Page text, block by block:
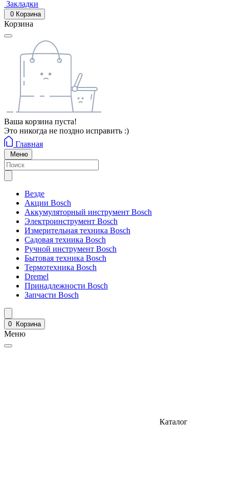
Закладки
0 Корзина
Корзина
Ваша корзина пуста!
Это никогда не поздно исправить :)
Главная
Меню
Везде
Акции Bosch
Аккумуляторный инструмент Bosch
Электроинструмент Bosch
Измерительная техника Bosch
Садовая техника Bosch
Ручной инструмент Bosch
Бытовая техника Bosch
Термотехника Bosch
Dremel
Принадлежности Bosch
Запчасти Bosch
0 Корзина
Меню
Каталог